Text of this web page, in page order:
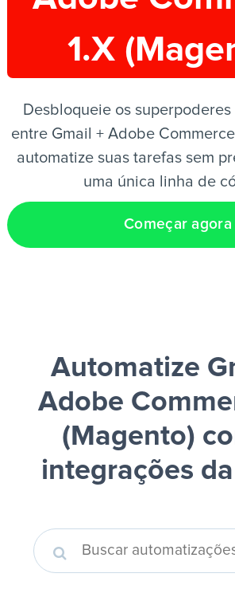
PT
1.X
Desbloqueie os
entre Gmail + Adobe
automatize suas tarefas sem
uma única linha de
Começar agora
Automatize
Adobe
(Magento)
integrações